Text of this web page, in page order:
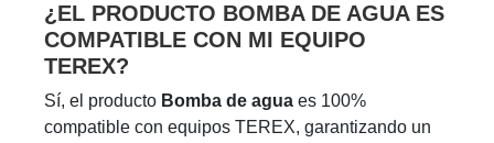
¿EL PRODUCTO BOMBA DE AGUA ES
COMPATIBLE CON MI EQUIPO
TEREX?
Sí, el producto Bomba de agua es 100%
compatible con equipos TEREX, garantizando un